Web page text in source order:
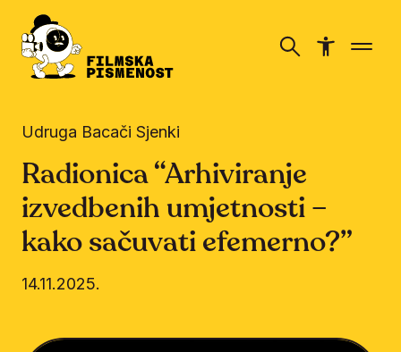
Udruga Bacači Sjenki
Radionica “Arhiviranje
izvedbenih umjetnosti –
kako sačuvati efemerno?”
14.11.2025.